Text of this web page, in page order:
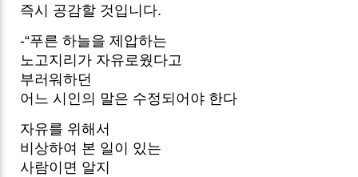
즉시 공감할 것입니다.
-“푸른 하늘을 제압하는
노고지리가 자유로웠다고
부러워하던
어느 시인의 말은 수정되어야 한다
자유를 위해서
비상하여 본 일이 있는
사람이면 알지